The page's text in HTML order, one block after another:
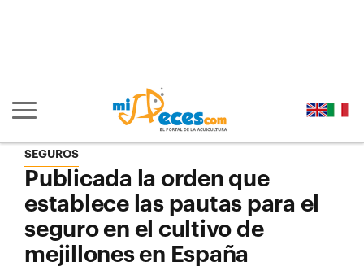
Mostrar/ocultar navegación principal
SEGUROS
Publicada la orden que
establece las pautas para el
seguro en el cultivo de
mejillones en España